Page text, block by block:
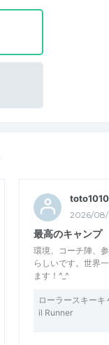
toto1010
2026/
最高のキャンプ
環境、コーチ陣、
らしいです。世界
ます！^_^
ローラースキー
il Runner